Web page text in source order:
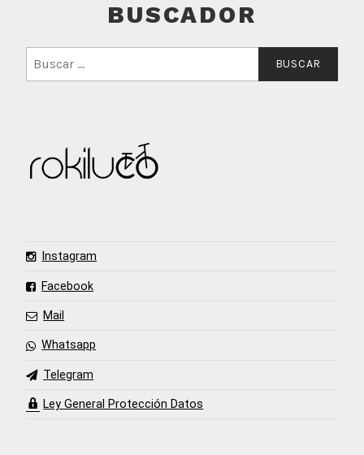
BUSCADOR
Instagram
Facebook
Mail
Whatsapp
Telegram
Ley General Protección Datos